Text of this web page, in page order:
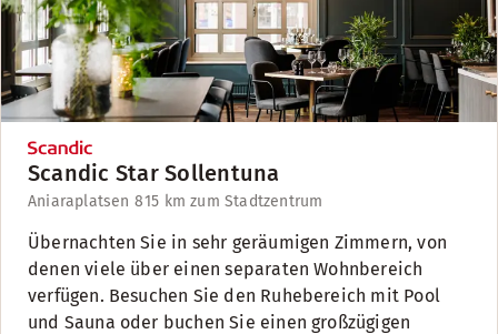
Scandic Star Sollentuna
Aniaraplatsen 815 km zum Stadtzentrum
Übernachten Sie in sehr geräumigen Zimmern, von
denen viele über einen separaten Wohnbereich
verfügen. Besuchen Sie den Ruhebereich mit Pool
und Sauna oder buchen Sie einen großzügigen